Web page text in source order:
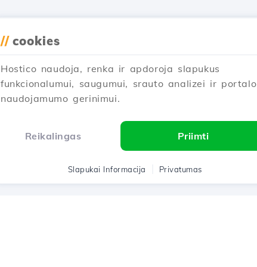
// cookies
Hostico naudoja, renka ir apdoroja slapukus
funkcionalumui, saugumui, srauto analizei ir portalo
naudojamumo gerinimui.
Reikalingas Priimti
Slapukai Informacija Privatumas